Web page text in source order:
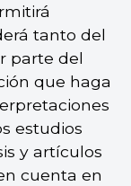
tanto del
parte del
que haga
estudios
y artículos
cuenta en